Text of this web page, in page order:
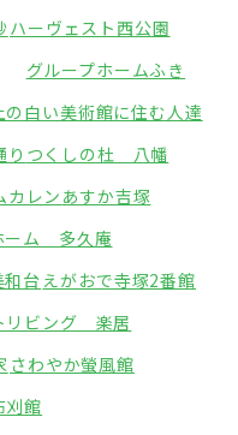
ハーヴェスト西公園
グループホームふき
の白い美術館に住む人達
り つくしの杜 八幡
カレンあすか吉塚
ーム 多久庵
台えがおで寺塚2番館
リビング 楽居
さわやか螢風館
刈館